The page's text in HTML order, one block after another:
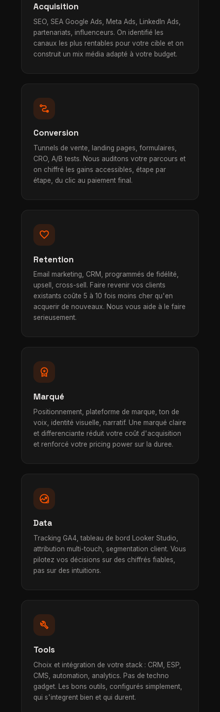
Acquisition
SEO, SEA Google Ads, Meta Ads, LinkedIn Ads,
partenariats, influenceurs. On identifié les
canaux les plus rentables pour votre cible et on
construit un mix média adapté à votre budget.
conversion_path
Conversion
Tunnels de vente, landing pages, formulaires,
CRO, A/B tests. Nous auditons votre parcours et
on chiffré les gains accessibles, étape par
étape, du clic au paiement final.
favorite
Retention
Email marketing, CRM, programmés de fidélité,
upsell, cross-sell. Faire revenir vos clients
existants coûte 5 à 10 fois moins cher qu'en
acquerir de nouveaux. Nous vous aide à le faire
serieusement.
workspace_premium
Marqué
Positionnement, plateforme de marque, ton de
voix, identité visuelle, narratif. Une marqué claire
et differenciante réduit votre coût d'acquisition
et renforcé votre pricing power sur la duree.
data_exploration
Data
Tracking GA4, tableau de bord Looker Studio,
attribution multi-touch, segmentation client. Vous
pilotez vos décisions sur des chiffrés fiables,
pas sur des intuitions.
build
Tools
Choix et intégration de votre stack : CRM, ESP,
CMS, automation, analytics. Pas de techno
gadget. Les bons outils, configurés simplement,
qui s'integrent bien et qui durent.